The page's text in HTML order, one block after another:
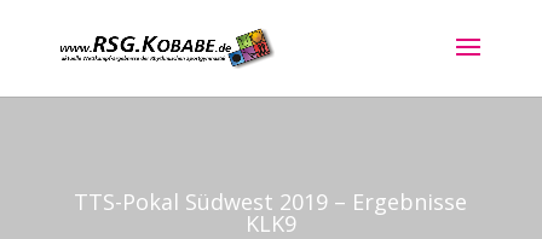
TTS-Pokal Südwest 2019 – Ergebnisse
KLK9